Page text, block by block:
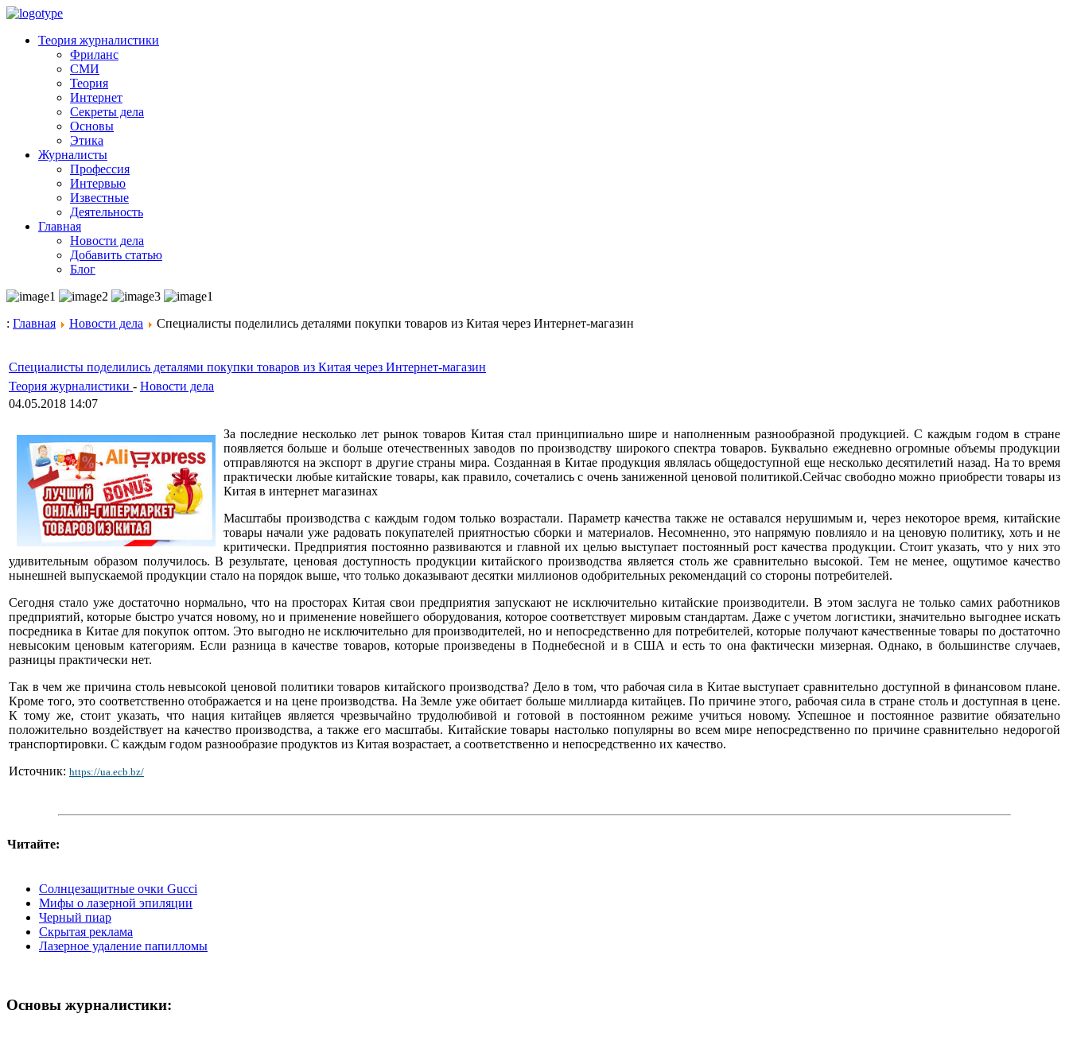
Теория журналистики
Фриланс
СМИ
Теория
Интернет
Секреты дела
Основы
Этика
Журналисты
Профессия
Интервью
Известные
Деятельность
Главная
Новости дела
Добавить статью
Блог
: Главная Новости дела Специалисты поделились деталями покупки товаров из Китая через Интернет-магазин
Специалисты поделились деталями покупки товаров из Китая через Интернет-магазин
Теория журналистики - Новости дела
04.05.2018 14:07
За последние несколько лет рынок товаров Китая стал принципиально шире и наполненным разнообразной продукцией. С каждым годом в стране
появляется больше и больше отечественных заводов по производству широкого спектра товаров. Буквально ежедневно огромные объемы продукции
отправляются на экспорт в другие страны мира. Созданная в Китае продукция являлась общедоступной еще несколько десятилетий назад. На то время
практически любые китайские товары, как правило, сочетались с очень заниженной ценовой политикой.Сейчас свободно можно приобрести товары из
Китая в интернет магазинах
Масштабы производства с каждым годом только возрастали. Параметр качества также не оставался нерушимым и, через некоторое время, китайские
товары начали уже радовать покупателей приятностью сборки и материалов. Несомненно, это напрямую повлияло и на ценовую политику, хоть и не
критически. Предприятия постоянно развиваются и главной их целью выступает постоянный рост качества продукции. Стоит указать, что у них это
удивительным образом получилось. В результате, ценовая доступность продукции китайского производства является столь же сравнительно высокой. Тем не менее, ощутимое качество
нынешней выпускаемой продукции стало на порядок выше, что только доказывают десятки миллионов одобрительных рекомендаций со стороны потребителей.
Сегодня стало уже достаточно нормально, что на просторах Китая свои предприятия запускают не исключительно китайские производители. В этом заслуга не только самих работников
предприятий, которые быстро учатся новому, но и применение новейшего оборудования, которое соответствует мировым стандартам. Даже с учетом логистики, значительно выгоднее искать
посредника в Китае для покупок оптом. Это выгодно не исключительно для производителей, но и непосредственно для потребителей, которые получают качественные товары по достаточно
невысоким ценовым категориям. Если разница в качестве товаров, которые произведены в Поднебесной и в США и есть то она фактически мизерная. Однако, в большинстве случаев,
разницы практически нет.
Так в чем же причина столь невысокой ценовой политики товаров китайского производства? Дело в том, что рабочая сила в Китае выступает сравнительно доступной в финансовом плане.
Кроме того, это соответственно отображается и на цене производства. На Земле уже обитает больше миллиарда китайцев. По причине этого, рабочая сила в стране столь и доступная в цене.
К тому же, стоит указать, что нация китайцев является чрезвычайно трудолюбивой и готовой в постоянном режиме учиться новому. Успешное и постоянное развитие обязательно
положительно воздействует на качество производства, а также его масштабы. Китайские товары настолько популярны во всем мире непосредственно по причине сравнительно недорогой
транспортировки. С каждым годом разнообразие продуктов из Китая возрастает, а соответственно и непосредственно их качество.
Источник: https://ua.ecb.bz/
Читайте:
Солнцезащитные очки Gucci
Мифы о лазерной эпиляции
Черный пиар
Скрытая реклама
Лазерное удаление папилломы
Основы журналистики: